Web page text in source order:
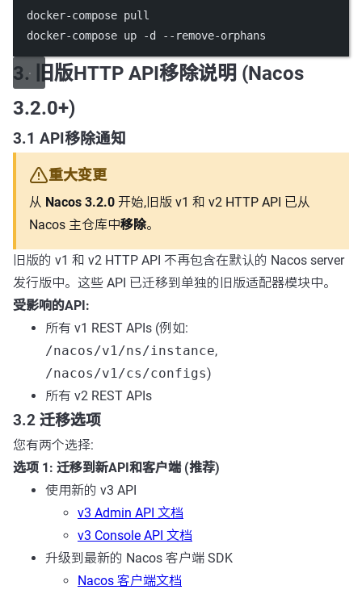
docker-compose pull
docker-compose up -d --remove-orphans
3. 旧版HTTP API移除说明 (Nacos
3.2.0+)
3.1 API移除通知
重大变更
从 Nacos 3.2.0 开始,旧版 v1 和 v2 HTTP API 已从
Nacos 主仓库中移除。
旧版的 v1 和 v2 HTTP API 不再包含在默认的 Nacos server
发行版中。这些 API 已迁移到单独的旧版适配器模块中。
受影响的API:
所有 v1 REST APIs (例如:
/nacos/v1/ns/instance,
/nacos/v1/cs/configs)
所有 v2 REST APIs
3.2 迁移选项
您有两个选择:
选项 1: 迁移到新API和客户端 (推荐)
使用新的 v3 API
v3 Admin API 文档
v3 Console API 文档
升级到最新的 Nacos 客户端 SDK
Nacos 客户端文档